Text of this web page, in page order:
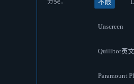
不限
Unscreen
Quillbot英
Paramount